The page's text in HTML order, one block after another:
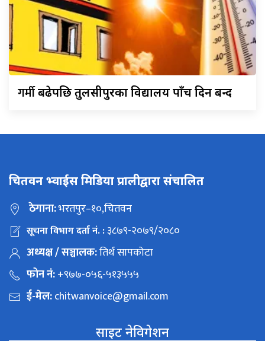
गर्मीबढेपछि तुलसीपुरका विद्यालय पाँच दिन बन्द
चितवन भ्वाईस मिडिया प्रालीद्वारा संचालित
ठेगाना:भरतपुर–१०,चितवन
सूचना विभाग दर्ता नं. :३८७९-२०७९/२०८०
अध्यक्ष / सञ्चालक:तिर्थ सापकोटा
फोन नं:+९७७-०५६-५१३५५५
ई-मेल:chitwanvoice@gmail.com
साइट नेविगेशन